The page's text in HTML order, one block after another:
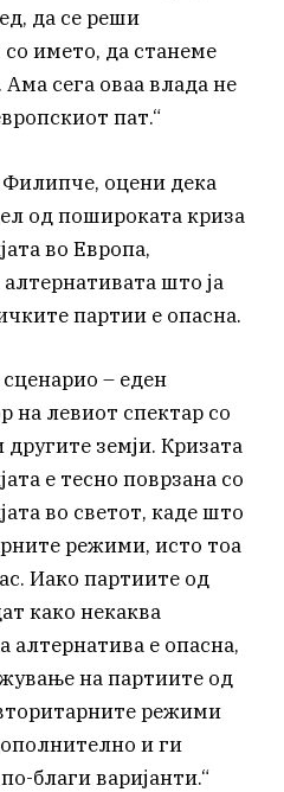
да се реши
името, да станеме
сега оваа влада не
пат.“
оцени дека
од пошироката криза
во Европа,
што ја
партии е опасна.
– еден
на левиот спектар со
другите земји. Кризата
е тесно поврзана со
во светот, каде што
режими, исто тоа
Иако партиите од
како некаква
алтернатива е опасна,
на партиите од
режими
и ги
благи варијанти.“